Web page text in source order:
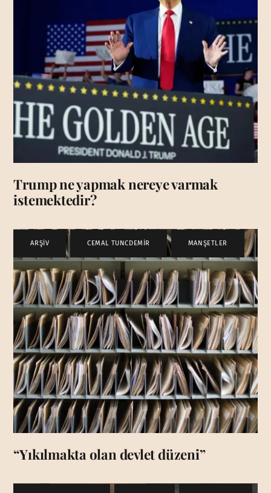
Trump ne yapmak nereye varmak
istemektedir?
ARŞİV CEMAL TUNCDEMİR , MANŞETLER
“Yıkılmakta olan devlet düzeni”